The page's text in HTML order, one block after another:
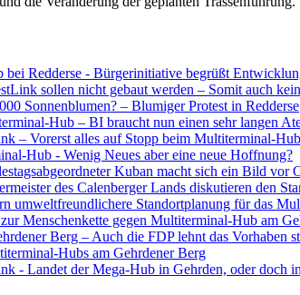
Redderse - Bürgerinitiative begrüßt
sollen nicht gebaut werden – Somit auch
Sonnenblumen? – Blumiger Protest in Redderse
Hub – BI braucht nun einen sehr langen
– Vorerst alles auf Stopp beim Multiterminal-Hub
Hub - Wenig Neues aber eine neue Hoffnung?
Kuban macht sich ein Bild vor
des Calenberger Lands diskutieren den
umweltfreundlichere Standortplanung für das
Menschenkette gegen Multiterminal-Hub am
Berg – Auch die FDP lehnt das Vorhaben
Hubs am Gehrdener Berg
- Landet der Mega-Hub in Gehrden, oder doch